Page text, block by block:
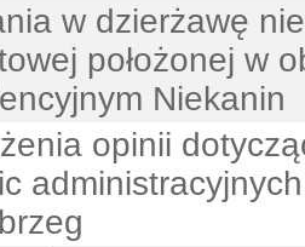
w dzierżawę
położonej w
Niekanin
opinii